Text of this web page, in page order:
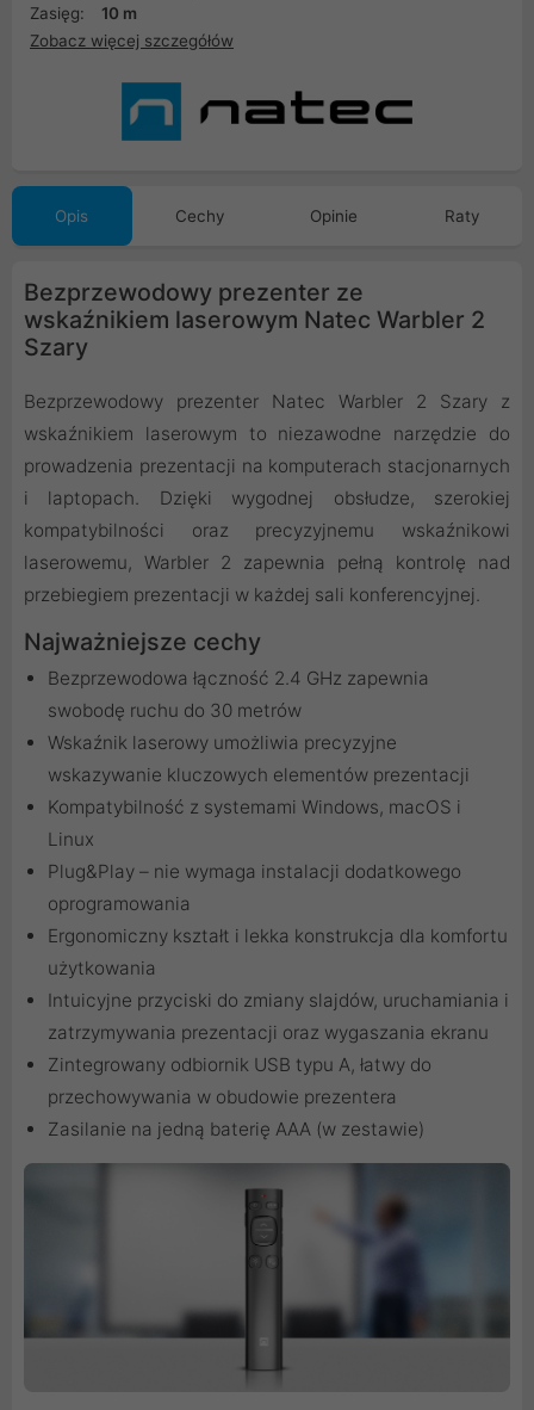
Zasięg:
10 m
Zobacz więcej szczegółów
Opis Cechy Opinie Raty
Bezprzewodowy prezenter ze
wskaźnikiem laserowym Natec Warbler 2
Szary
Bezprzewodowy prezenter Natec Warbler 2 Szary z
wskaźnikiem laserowym to niezawodne narzędzie do
prowadzenia prezentacji na komputerach stacjonarnych
i laptopach. Dzięki wygodnej obsłudze, szerokiej
kompatybilności oraz precyzyjnemu wskaźnikowi
laserowemu, Warbler 2 zapewnia pełną kontrolę nad
przebiegiem prezentacji w każdej sali konferencyjnej.
Najważniejsze cechy
Bezprzewodowa łączność 2.4 GHz zapewnia
swobodę ruchu do 30 metrów
Wskaźnik laserowy umożliwia precyzyjne
wskazywanie kluczowych elementów prezentacji
Kompatybilność z systemami Windows, macOS i
Linux
Plug&Play – nie wymaga instalacji dodatkowego
oprogramowania
Ergonomiczny kształt i lekka konstrukcja dla komfortu
użytkowania
Intuicyjne przyciski do zmiany slajdów, uruchamiania i
zatrzymywania prezentacji oraz wygaszania ekranu
Zintegrowany odbiornik USB typu A, łatwy do
przechowywania w obudowie prezentera
Zasilanie na jedną baterię AAA (w zestawie)